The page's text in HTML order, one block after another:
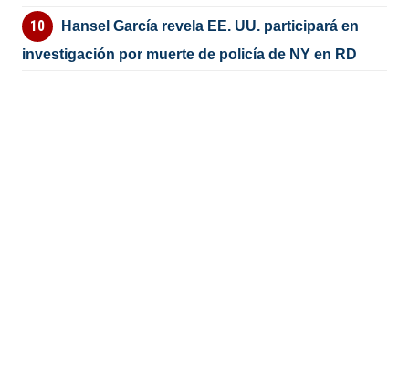
Hansel García revela EE. UU. participará en
investigación por muerte de policía de NY en RD